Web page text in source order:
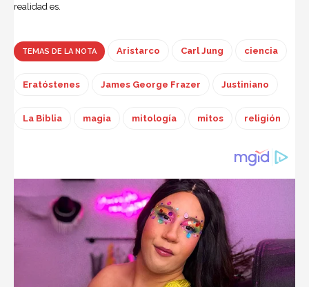
realidad es.
TEMAS DE LA NOTA Aristarco Carl Jung ciencia
Eratóstenes James George Frazer Justiniano
La Biblia magia mitología mitos religión